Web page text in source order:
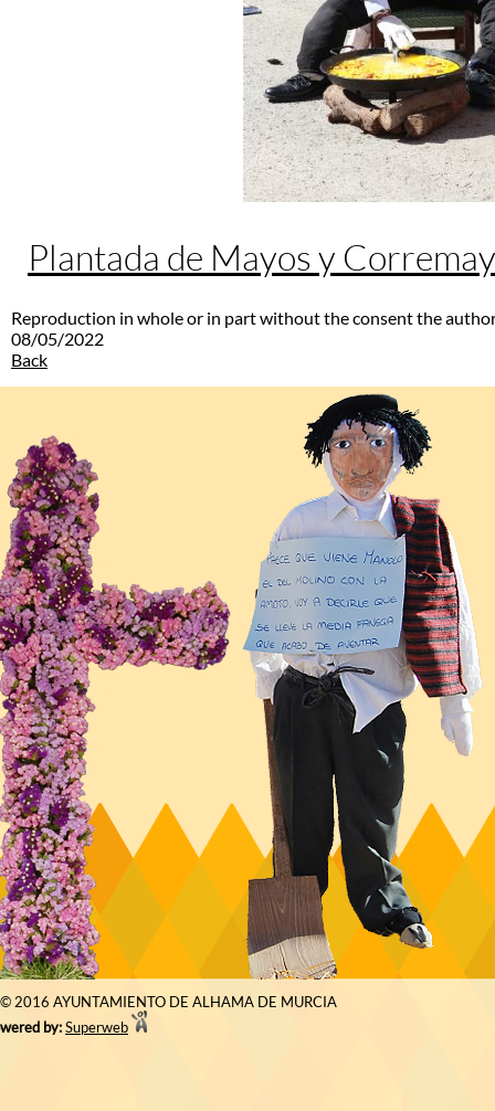
Plantada de Mayos y
Reproduction in whole or in part without the consent the
08/05/2022
Back
© 2016 AYUNTAMIENTO DE ALHAMA DE MURCIA
by:Superweb